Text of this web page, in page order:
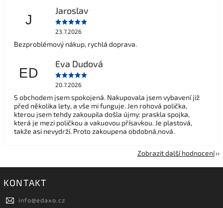
J
Jaroslav
23.7.2026
Bezproblémový nákup, rychlá doprava.
ED
Eva Dudová
20.7.2026
S obchodem jsem spokojená. Nakupovala jsem vybavení již
před několika lety, a vše mi funguje. Jen rohová polička,
kterou jsem tehdy zakoupila došla újmy: praskla spojka,
která je mezi poličkou a vakuovou přísavkou. Je plastová,
takže asi nevydrží. Proto zakoupena obdobná,nová.
Zobrazit další hodnocení
KONTAKT
info@edaxo.cz